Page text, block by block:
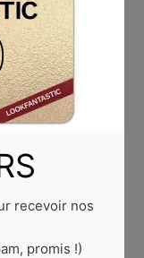
recevoir nos
promis !)